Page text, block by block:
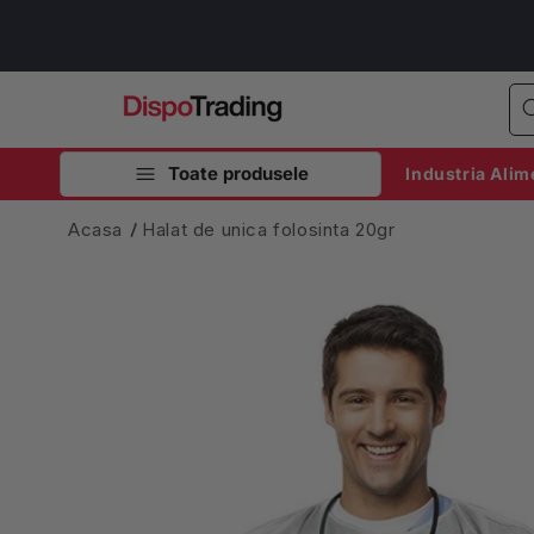
Toate produsele Industria
Acasa Halat de unica folosinta 20gr